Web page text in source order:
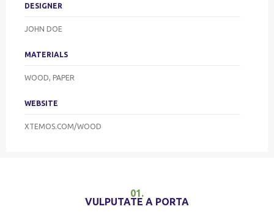
DESIGNER
JOHN DOE
MATERIALS
WOOD, PAPER
WEBSITE
XTEMOS.COM/WOOD
01.
VULPUTATE A PORTA